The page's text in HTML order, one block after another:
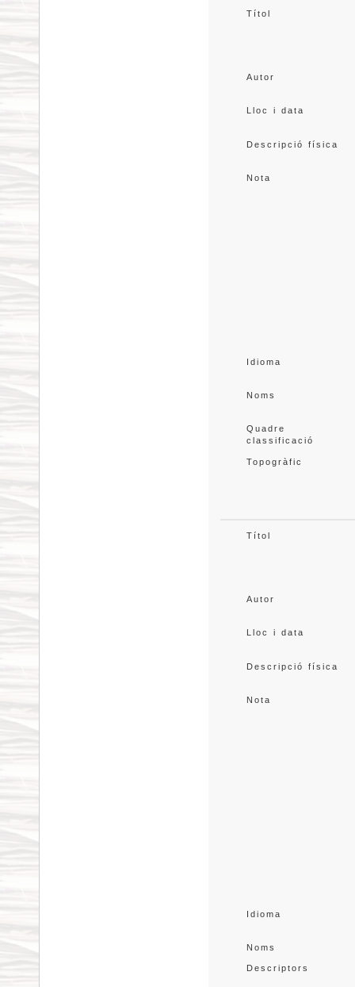
Títol
Autor
Lloc i data
Descripció física
Nota
Idioma
Noms
Quadre
classificació
Topogràfic
Títol
Autor
Lloc i data
Descripció física
Nota
Idioma
Noms
Descriptors